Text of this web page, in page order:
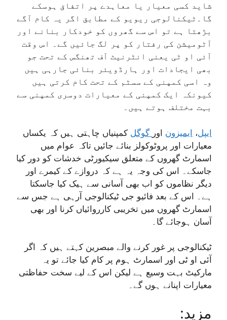
شاید کسی معیار یا معاہدے پر اتفاق ہوسکے
گا۔ٹیکنالوجی ریویو کے مطابق اگر یہ کام آگے
بڑھتا ہے تو اس سے گھروں کو خودکار بنانے اور
آٹومیشن کی رفتار کو پر لگ جائیں گے۔ اس وقت
آئی او ٹی یعنی انٹرنیٹ آف تھنگس کے تحت جو
بھی ایجادات اور ہارڈویئر بنائی جارہی ہیں
وہ اسی کمپنی کے سسٹم کے تحت کام کرتی ہیں
کیونکہ ایک کمپنی کے معیارات دوسری کمپنی سے
بہت مختلف ہوتے ہیں۔
ایپل، ایمیزون اور گوگل کمپنیاں چاہتی ہیں کہ یکساں
معیارات اور پروٹوکولز بنائے جائیں تاکہ عوام میں
اسمارٹ گھروں کے متعلق سیکیورٹی خدشات کو دور کیا
جاسکے۔ اس کی وجہ یہ ہے کہ دروازے کے کیمرے اور
دیگر نظاموں کو اب بھی آسانی سے ہیک کیا جاسکتا
ہے۔ اس کے بعد فائیو جی ٹیکنالوجی آرہی ہے جس سے
اسمارٹ گھروں میں تخریبی کارروائیاں کرنا اور بھی
آسان ہوجائے گا۔
ٹیکنالوجی پر غور کرنے والے مبصرین کہتے ہیں کہ اگر
آئی او ٹی اور اسمارٹ ہوم پر کام کیا جائے تو یہ
مارکیٹ بہت وسیع ہے لیکن اس کے لیے سخت حفاظتی
معیارات اپنانے ہوں گے۔
:مزید